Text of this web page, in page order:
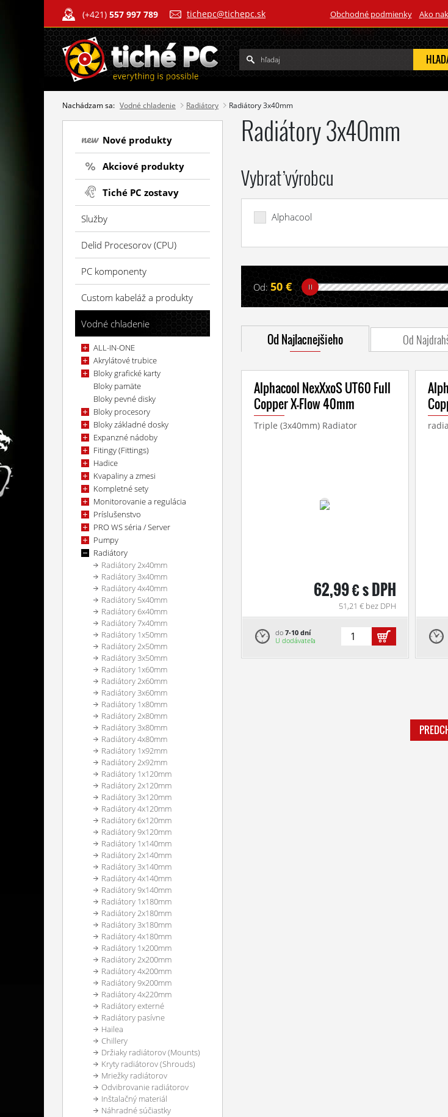
(+421) 557 997 789 tichepc@tichepc.sk Obchodné podmienky Ako
Nachádzam sa: Vodné chladenie Radiátory Radiátory 3x40mm
Nové produkty
Akciové produkty
Tiché PC zostavy
Služby
Delid Procesorov (CPU)
PC komponenty
Custom kabeláž a produkty
Vodné chladenie
ALL-IN-ONE
Akrylátové trubice
Bloky grafické karty
Bloky pamäte
Bloky pevné disky
Bloky procesory
Bloky základné dosky
Expanzné nádoby
Fitingy (Fittings)
Hadice
Kvapaliny a zmesi
Kompletné sety
Monitorovanie a regulácia
Príslušenstvo
PRO WS séria / Server
Pumpy
Radiátory
Radiátory 2x40mm
Radiátory 3x40mm
Radiátory 4x40mm
Radiátory 5x40mm
Radiátory 6x40mm
Radiátory 7x40mm
Radiátory 1x50mm
Radiátory 2x50mm
Radiátory 3x50mm
Radiátory 1x60mm
Radiátory 2x60mm
Radiátory 3x60mm
Radiátory 1x80mm
Radiátory 2x80mm
Radiátory 3x80mm
Radiátory 4x80mm
Radiátory 1x92mm
Radiátory 2x92mm
Radiátory 1x120mm
Radiátory 2x120mm
Radiátory 3x120mm
Radiátory 4x120mm
Radiátory 6x120mm
Radiátory 9x120mm
Radiátory 1x140mm
Radiátory 2x140mm
Radiátory 3x140mm
Radiátory 4x140mm
Radiátory 9x140mm
Radiátory 1x180mm
Radiátory 2x180mm
Radiátory 3x180mm
Radiátory 4x180mm
Radiátory 1x200mm
Radiátory 2x200mm
Radiátory 4x200mm
Radiátory 9x200mm
Radiátory 4x220mm
Radiátory externé
Radiátory pasívne
Hailea
Chillery
Držiaky radiátorov (Mounts)
Kryty radiátorov (Shrouds)
Mriežky radiátorov
Odvibrovanie radiátorov
Inštalačný materiál
Náhradné súčiastky
Radiátory 3x40mm
Vybrať výrobcu
Alphacool
Od:50 €
Od Najlacnejšieho Od
Alphacool NexXxoS UT60 Full
Copper X-Flow 40mm
Triple (3x40mm) Radiator
62,99 € s DPH
51,21 € bez DPH
do 7-10 dní
U dodávateľa